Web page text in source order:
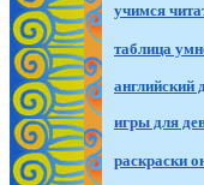
учимся
таблица
английский
игры для
раскраски